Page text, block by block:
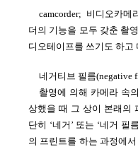
camcorder; 비디오카메
더의 기능을 모두 갖춘 촬
디오테이프를 쓰기도 하고
네거티브 필름(negative
촬영에 의해 카메라 속
상했을 때 그 상이 본래의
단히 ‘네거’ 또는 ‘네거 필
의 프린트를 하는 과정에